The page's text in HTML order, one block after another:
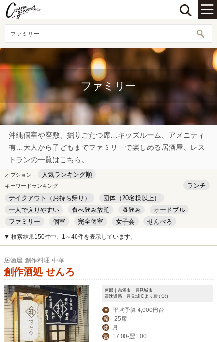
ファミリー
ファミリー
沖縄個室や座敷、掘りごたつ席…キッズルーム、アメニティ
有…大人から子どもまでファミリーで楽しめる居酒屋、レス
トランの一覧はこちら。
オプション 人気ランキング順
キーワードランキング
ランチ
テイクアウト（お持ち帰り）
団体（20名様以上）
一人で入りやすい
食べ飲み放題 昼飲み
オードブル
ファミリー
個室 完全個室 女子会
せんべろ
キッズルーム
安い デート
▼ 検索結果150件中、1～40件を表示しています。
居酒屋 創作料理 中華
創作酒処 せんろ
南部｜糸満市・豊見城市
高速道路、豊見城ICより車で1分
￥ 平均予算 4,000円台
席 25席
休 月
営 17:00-翌1:00